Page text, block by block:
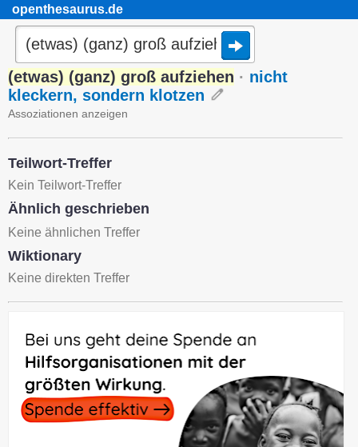
openthesaurus.de
(etwas) (ganz) groß aufziehen · nicht
kleckern, sondern klotzen
Assoziationen anzeigen
Teilwort-Treffer
Kein Teilwort-Treffer
Ähnlich geschrieben
Keine ähnlichen Treffer
Wiktionary
Keine direkten Treffer